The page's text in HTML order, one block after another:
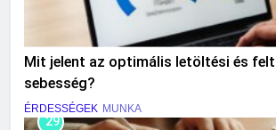
Mit jelent az optimális letöltési és
sebesség?
ÉRDESSÉGEK MUNKA
29